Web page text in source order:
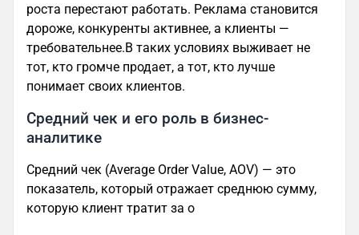
роста перестают работать. Реклама становится
дороже, конкуренты активнее, а клиенты —
требовательнее.В таких условиях выживает не
тот, кто громче продает, а тот, кто лучше
понимает своих клиентов.
Средний чек и его роль в бизнес-
аналитике
Средний чек (Average Order Value, AOV) — это
показатель, который отражает среднюю сумму,
которую клиент тратит за о